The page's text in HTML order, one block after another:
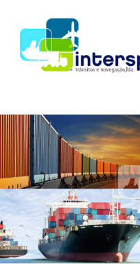
SOBRE NÓS
SERVIÇOS
UTILIDADES
CONTACTOS